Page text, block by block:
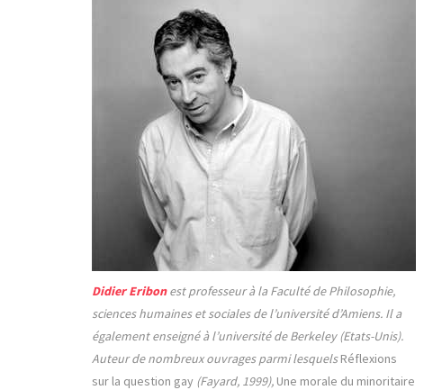
Didier Eribonest professeur à la Faculté de Philosophie,
sciences humaines et sociales de l’université d’Amiens. Il a
également enseigné à l’université de Berkeley (Etats-Unis).
Auteur de nombreux ouvrages parmi lesquelsRéflexions
sur la question gay (Fayard, 1999), Une morale du minoritaire